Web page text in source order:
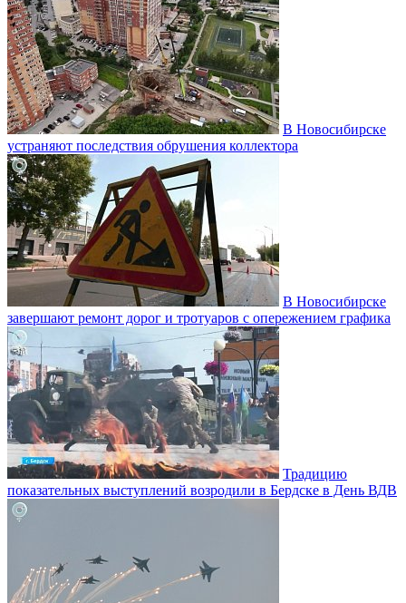
В Новосибирске
устраняют последствия обрушения коллектора
В Новосибирске
завершают ремонт дорог и тротуаров с опережением графика
Традицию
показательных выступлений возродили в Бердске в День ВДВ